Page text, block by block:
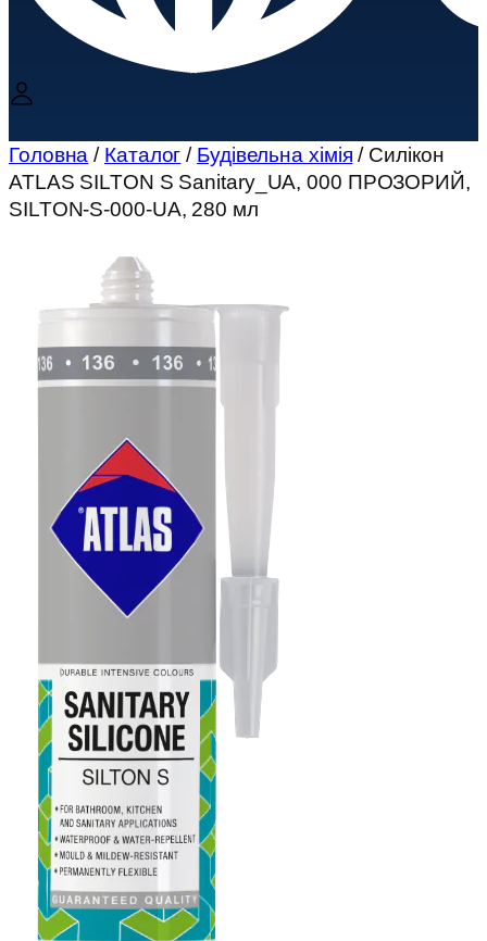
Головна / Каталог / Будівельна хімія / Силікон
ATLAS SILTON S Sanitary_UA, 000 ПРОЗОРИЙ,
SILTON-S-000-UA, 280 мл